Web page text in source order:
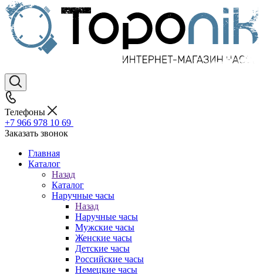
Телефоны
+7 966 978 10 69
Заказать звонок
Главная
Каталог
Назад
Каталог
Наручные часы
Назад
Наручные часы
Мужские часы
Женские часы
Детские часы
Российские часы
Немецкие часы